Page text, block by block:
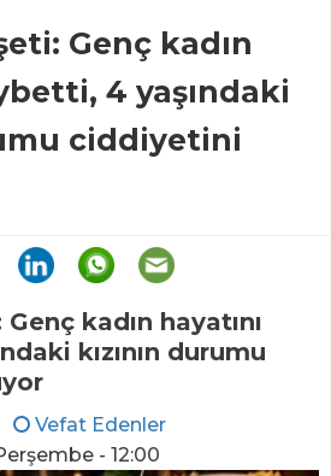
Genç kadın
4 yaşındaki
ciddiyetini
kadın hayatını
kızının durumu
Vefat Edenler
- 12:00